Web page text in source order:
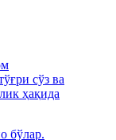
сўз ва
ҳақида
бўлар.